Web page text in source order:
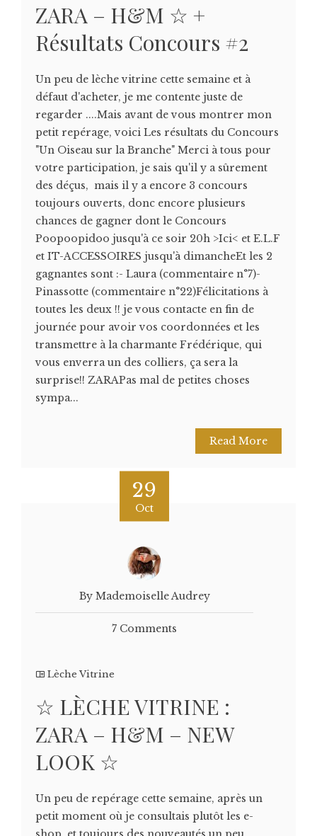
ZARA – H&M ☆ +
Résultats Concours #2
Un peu de lèche vitrine cette semaine et à
défaut d'acheter, je me contente juste de
regarder ....Mais avant de vous montrer mon
petit repérage, voici Les résultats du Concours
"Un Oiseau sur la Branche" Merci à tous pour
votre participation, je sais qu'il y a sûrement
des déçus, mais il y a encore 3 concours
toujours ouverts, donc encore plusieurs
chances de gagner dont le Concours
Poopoopidoo jusqu'à ce soir 20h >Ici< et E.L.F
et IT-ACCESSOIRES jusqu'à dimancheEt les 2
gagnantes sont :- Laura (commentaire n°7)-
Pinassotte (commentaire n°22)Félicitations à
toutes les deux !! je vous contacte en fin de
journée pour avoir vos coordonnées et les
transmettre à la charmante Frédérique, qui
vous enverra un des colliers, ça sera la
surprise!! ZARAPas mal de petites choses
sympa...
Read More
29
Oct
By Mademoiselle Audrey
7 Comments
Lèche Vitrine
☆ LÈCHE VITRINE :
ZARA – H&M – NEW
LOOK ☆
Un peu de repérage cette semaine, après un
petit moment où je consultais plutôt les e-